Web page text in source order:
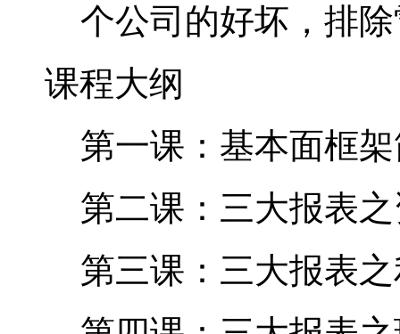
个公司的好坏，排
课程大纲
第一课：基本面框
第二课：三大报表
第三课：三大报表